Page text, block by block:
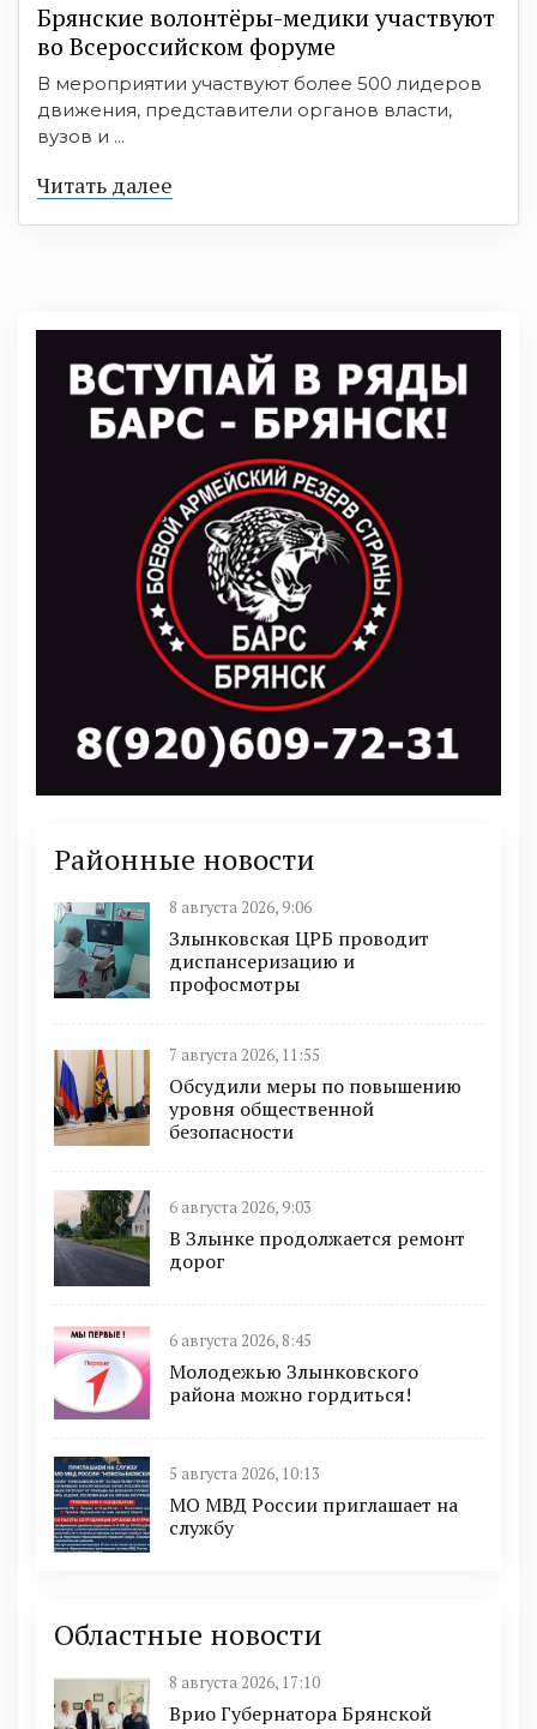
Брянские волонтёры-медики участвуют
во Всероссийском форуме
В мероприятии участвуют более 500 лидеров
движения, представители органов власти,
вузов и ...
Читать далее
Районные новости
8 августа 2026, 9:06
Злынковская ЦРБ проводит
диспансеризацию и
профосмотры
7 августа 2026, 11:55
Обсудили меры по повышению
уровня общественной
безопасности
6 августа 2026, 9:03
В Злынке продолжается ремонт
дорог
6 августа 2026, 8:45
Молодежью Злынковского
района можно гордиться!
5 августа 2026, 10:13
МО МВД России приглашает на
службу
Областные новости
8 августа 2026, 17:10
Врио Губернатора Брянской